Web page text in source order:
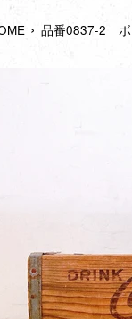
る
› 品番0837-2